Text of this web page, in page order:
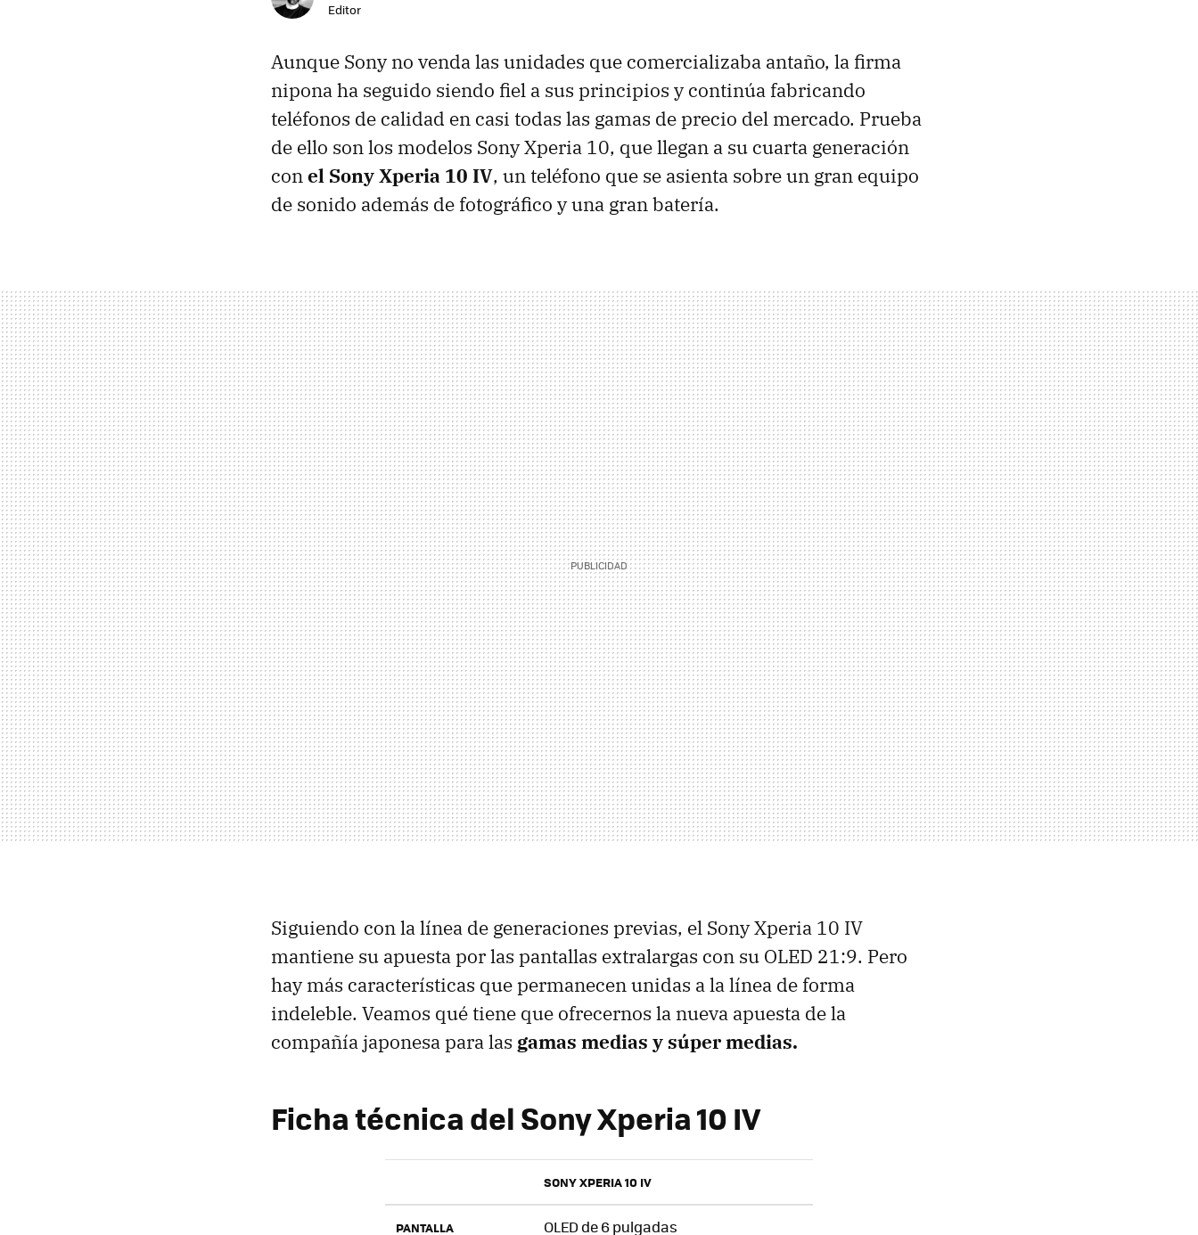
Editor
Aunque Sony no venda las unidades que comercializaba antaño, la firma
nipona ha seguido siendo fiel a sus principios y continúa fabricando
teléfonos de calidad en casi todas las gamas de precio del mercado. Prueba
de ello son los modelos Sony Xperia 10, que llegan a su cuarta generación
conel Sony Xperia 10 IV, un teléfono que se asienta sobre un gran equipo
de sonido además de fotográfico y una gran batería.
Siguiendo con la línea de generaciones previas, el Sony Xperia 10 IV
mantiene su apuesta por las pantallas extralargas con su OLED 21:9. Pero
hay más características que permanecen unidas a la línea de forma
indeleble. Veamos qué tiene que ofrecernos la nueva apuesta de la
compañía japonesa para las gamas medias y súper medias.
Ficha técnica del Sony Xperia 10 IV
SONY XPERIA 10 IV
PANTALLA OLED de 6 pulgadas